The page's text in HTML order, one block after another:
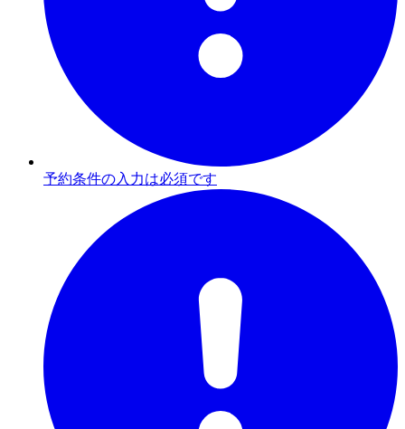
予約条件の入力は必須です